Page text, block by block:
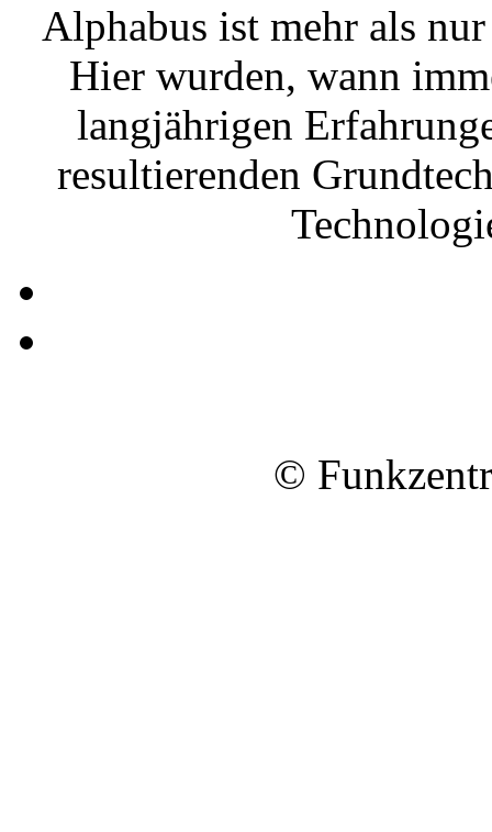
Alphabus ist mehr als
Hier wurden, wann
langjährigen
resultierenden
©